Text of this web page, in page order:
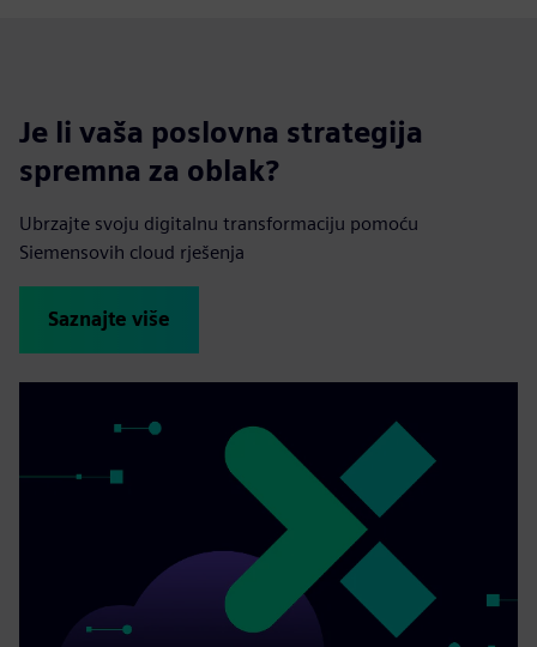
Je li vaša poslovna strategija
spremna za oblak?
Ubrzajte svoju digitalnu transformaciju pomoću
Siemensovih cloud rješenja
Saznajte više